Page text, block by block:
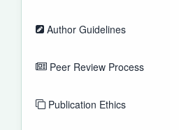
Author Guidelines
Peer Review Process
Publication Ethics